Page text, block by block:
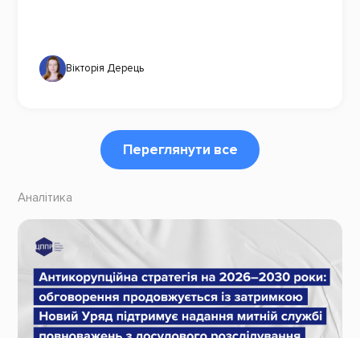
Вікторія Дерець
Переглянути все
Аналітика